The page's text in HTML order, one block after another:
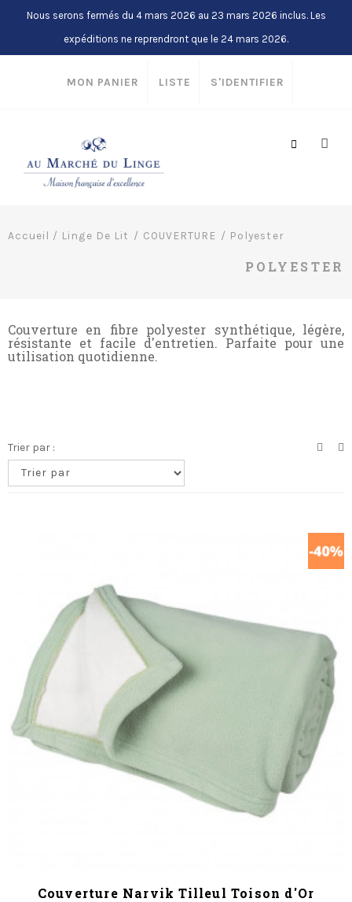
Nous serons fermés du 4 mars 2026 au 23 mars 2026 inclus. Les
expéditions ne reprendront que le 24 mars 2026.
MON PANIER LISTE S'IDENTIFIER
Accueil / Linge De Lit COUVERTURE Polyester
POLYESTER
Couverture en fibre polyester synthétique, légère,
résistante et facile d'entretien. Parfaite pour une
utilisation quotidienne.
Trier par :
Couverture Narvik Tilleul Toison d'Or